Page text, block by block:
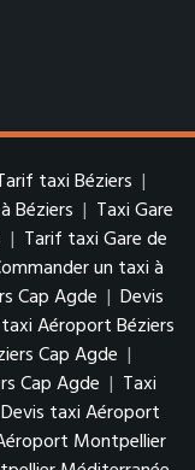
taxi Béziers |
Béziers | Taxi Gare
| Tarif taxi Gare de
un taxi à
Cap Agde | Devis
Aéroport Béziers
Cap Agde |
Cap Agde | Taxi
Devis taxi Aéroport
Montpellier